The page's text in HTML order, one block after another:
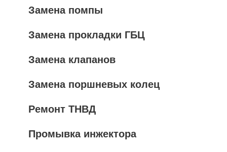
Замена помпы
Замена прокладки ГБЦ
Замена клапанов
Замена поршневых колец
Ремонт ТНВД
Промывка инжектора